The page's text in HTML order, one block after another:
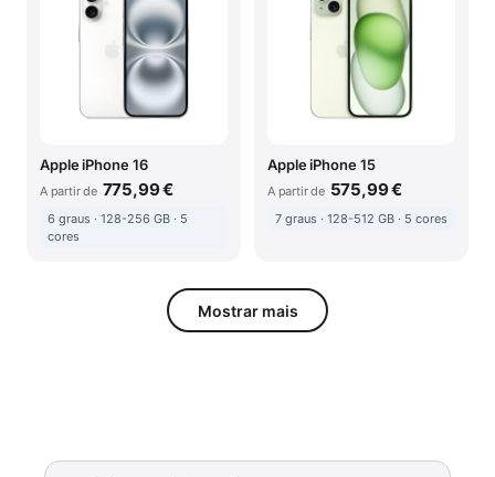
Apple iPhone 16
A partir de 775,99 €
6 graus · 128-256 GB · 5
cores
Apple iPhone 15
A partir de 575,99 €
7 graus · 128-512 GB · 5 cores
Mostrar mais